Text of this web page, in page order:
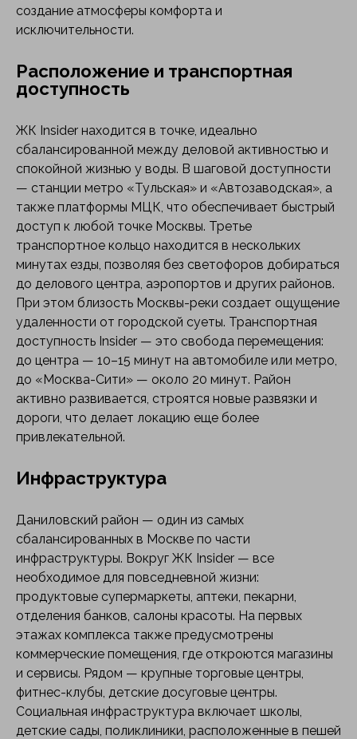
создание атмосферы комфорта и
исключительности.
Расположение и транспортная
доступность
ЖК Insider находится в точке, идеально
сбалансированной между деловой активностью и
спокойной жизнью у воды. В шаговой доступности
— станции метро «Тульская» и «Автозаводская», а
также платформы МЦК, что обеспечивает быстрый
доступ к любой точке Москвы. Третье
транспортное кольцо находится в нескольких
минутах езды, позволяя без светофоров добираться
до делового центра, аэропортов и других районов.
При этом близость Москвы-реки создает ощущение
удаленности от городской суеты. Транспортная
доступность Insider — это свобода перемещения:
до центра — 10–15 минут на автомобиле или метро,
до «Москва-Сити» — около 20 минут. Район
активно развивается, строятся новые развязки и
дороги, что делает локацию еще более
привлекательной.
Инфраструктура
Даниловский район — один из самых
сбалансированных в Москве по части
инфраструктуры. Вокруг ЖК Insider — все
необходимое для повседневной жизни:
продуктовые супермаркеты, аптеки, пекарни,
отделения банков, салоны красоты. На первых
этажах комплекса также предусмотрены
коммерческие помещения, где откроются магазины
и сервисы. Рядом — крупные торговые центры,
фитнес-клубы, детские досуговые центры.
Социальная инфраструктура включает школы,
детские сады, поликлиники, расположенные в пешей